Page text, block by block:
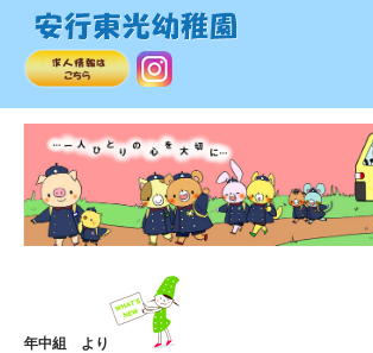
年中組 より